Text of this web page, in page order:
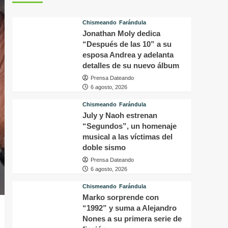
Chismeando Farándula
Jonathan Moly dedica
“Después de las 10” a su
esposa Andrea y adelanta
detalles de su nuevo álbum
Prensa Dateando
6 agosto, 2026
Chismeando Farándula
July y Naoh estrenan
“Segundos”, un homenaje
musical a las víctimas del
doble sismo
Prensa Dateando
6 agosto, 2026
Chismeando Farándula
Marko sorprende con
“1992” y suma a Alejandro
Nones a su primera serie de